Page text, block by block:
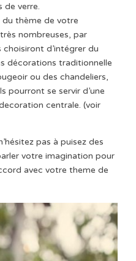
de verre.
thème de votre
nombreuses, par
d’intégrer du
décorations traditionnelle
ou des chandeliers,
pourront se servir d’une
centrale. (voir
pas à puisez des
votre imagination pour
avec votre theme de